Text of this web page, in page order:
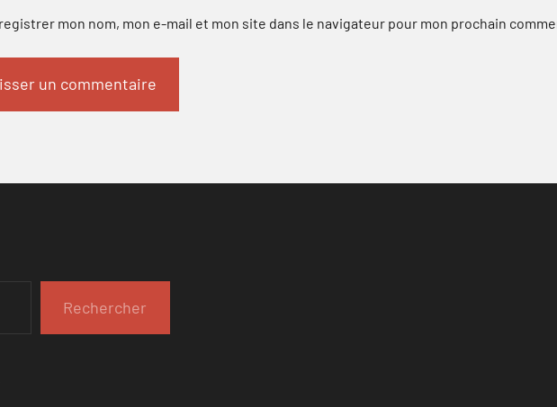
mon nom, mon e-mail et mon site dans le navigateur pour mon prochain
Rechercher